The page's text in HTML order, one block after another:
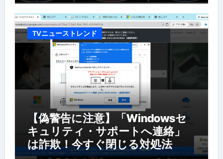
TVニューストレンド
【偽警告に注意】「Windowsセ
キュリティ・サポートへ連絡」
は詐欺！今すぐ閉じる対処法